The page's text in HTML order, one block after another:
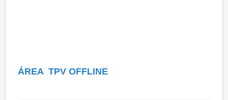
ÁREA TPV OFFLINE